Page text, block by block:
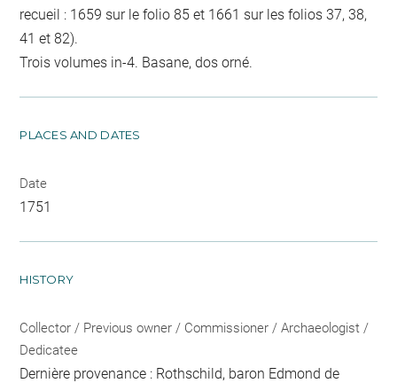
recueil : 1659 sur le folio 85 et 1661 sur les folios 37, 38,
41 et 82).
Trois volumes in-4. Basane, dos orné.
PLACES AND DATES
Date
1751
HISTORY
Collector / Previous owner / Commissioner / Archaeologist /
Dedicatee
Dernière provenance : Rothschild, baron Edmond de